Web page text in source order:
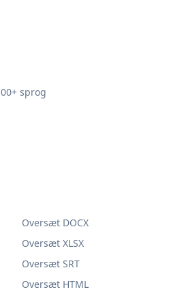
sprog
Oversæt DOCX
Oversæt XLSX
Oversæt SRT
Oversæt HTML